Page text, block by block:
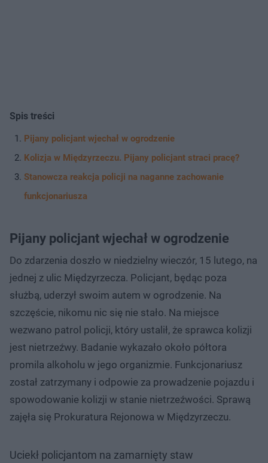
Spis treści
Pijany policjant wjechał w ogrodzenie
Kolizja w Międzyrzeczu. Pijany policjant straci pracę?
Stanowcza reakcja policji na naganne zachowanie
funkcjonariusza
Pijany policjant wjechał w ogrodzenie
Do zdarzenia doszło w niedzielny wieczór, 15 lutego, na
jednej z ulic Międzyrzecza. Policjant, będąc poza
służbą, uderzył swoim autem w ogrodzenie. Na
szczęście, nikomu nic się nie stało. Na miejsce
wezwano patrol policji, który ustalił, że sprawca kolizji
jest nietrzeźwy. Badanie wykazało około półtora
promila alkoholu w jego organizmie. Funkcjonariusz
został zatrzymany i odpowie za prowadzenie pojazdu i
spowodowanie kolizji w stanie nietrzeźwości. Sprawą
zajęła się Prokuratura Rejonowa w Międzyrzeczu.
Uciekł policjantom na zamarnięty staw